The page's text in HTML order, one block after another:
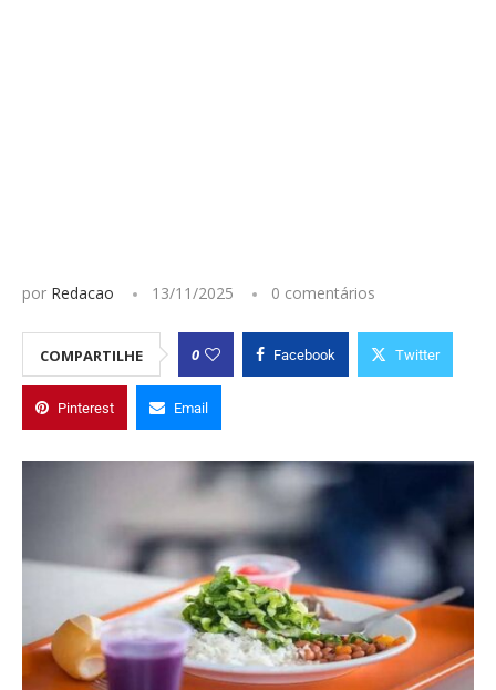
por Redacao 13/11/2025 0 comentários
COMPARTILHE 0 Facebook Twitter
Pinterest Email